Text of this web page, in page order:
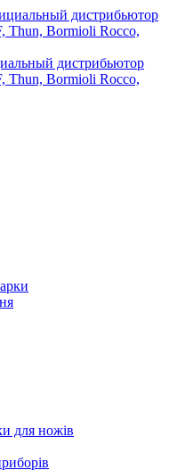
дистрибьютор
Thun, Bormioli Rocco,
для ножів